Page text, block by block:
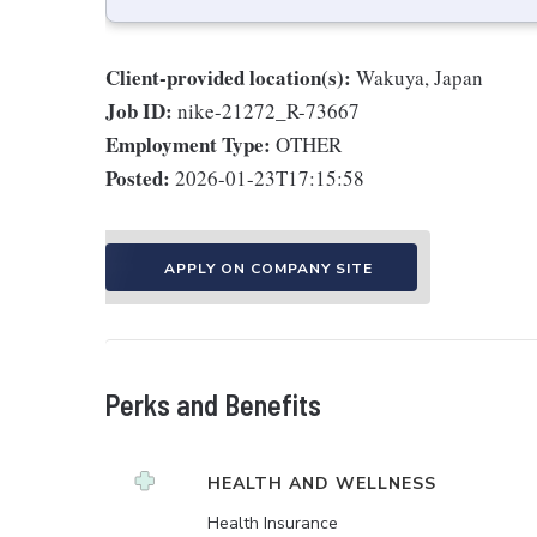
Client-provided location(s): Wakuya, Japan
Job ID: nike-21272_R-73667
Employment Type: OTHER
Posted: 2026-01-23T17:15:58
APPLY ON COMPANY SITE
Perks and Benefits
HEALTH AND WELLNESS
Health Insurance